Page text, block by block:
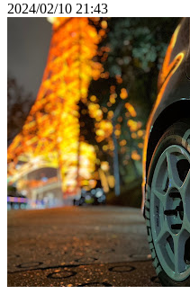
2024/02/10 21:43